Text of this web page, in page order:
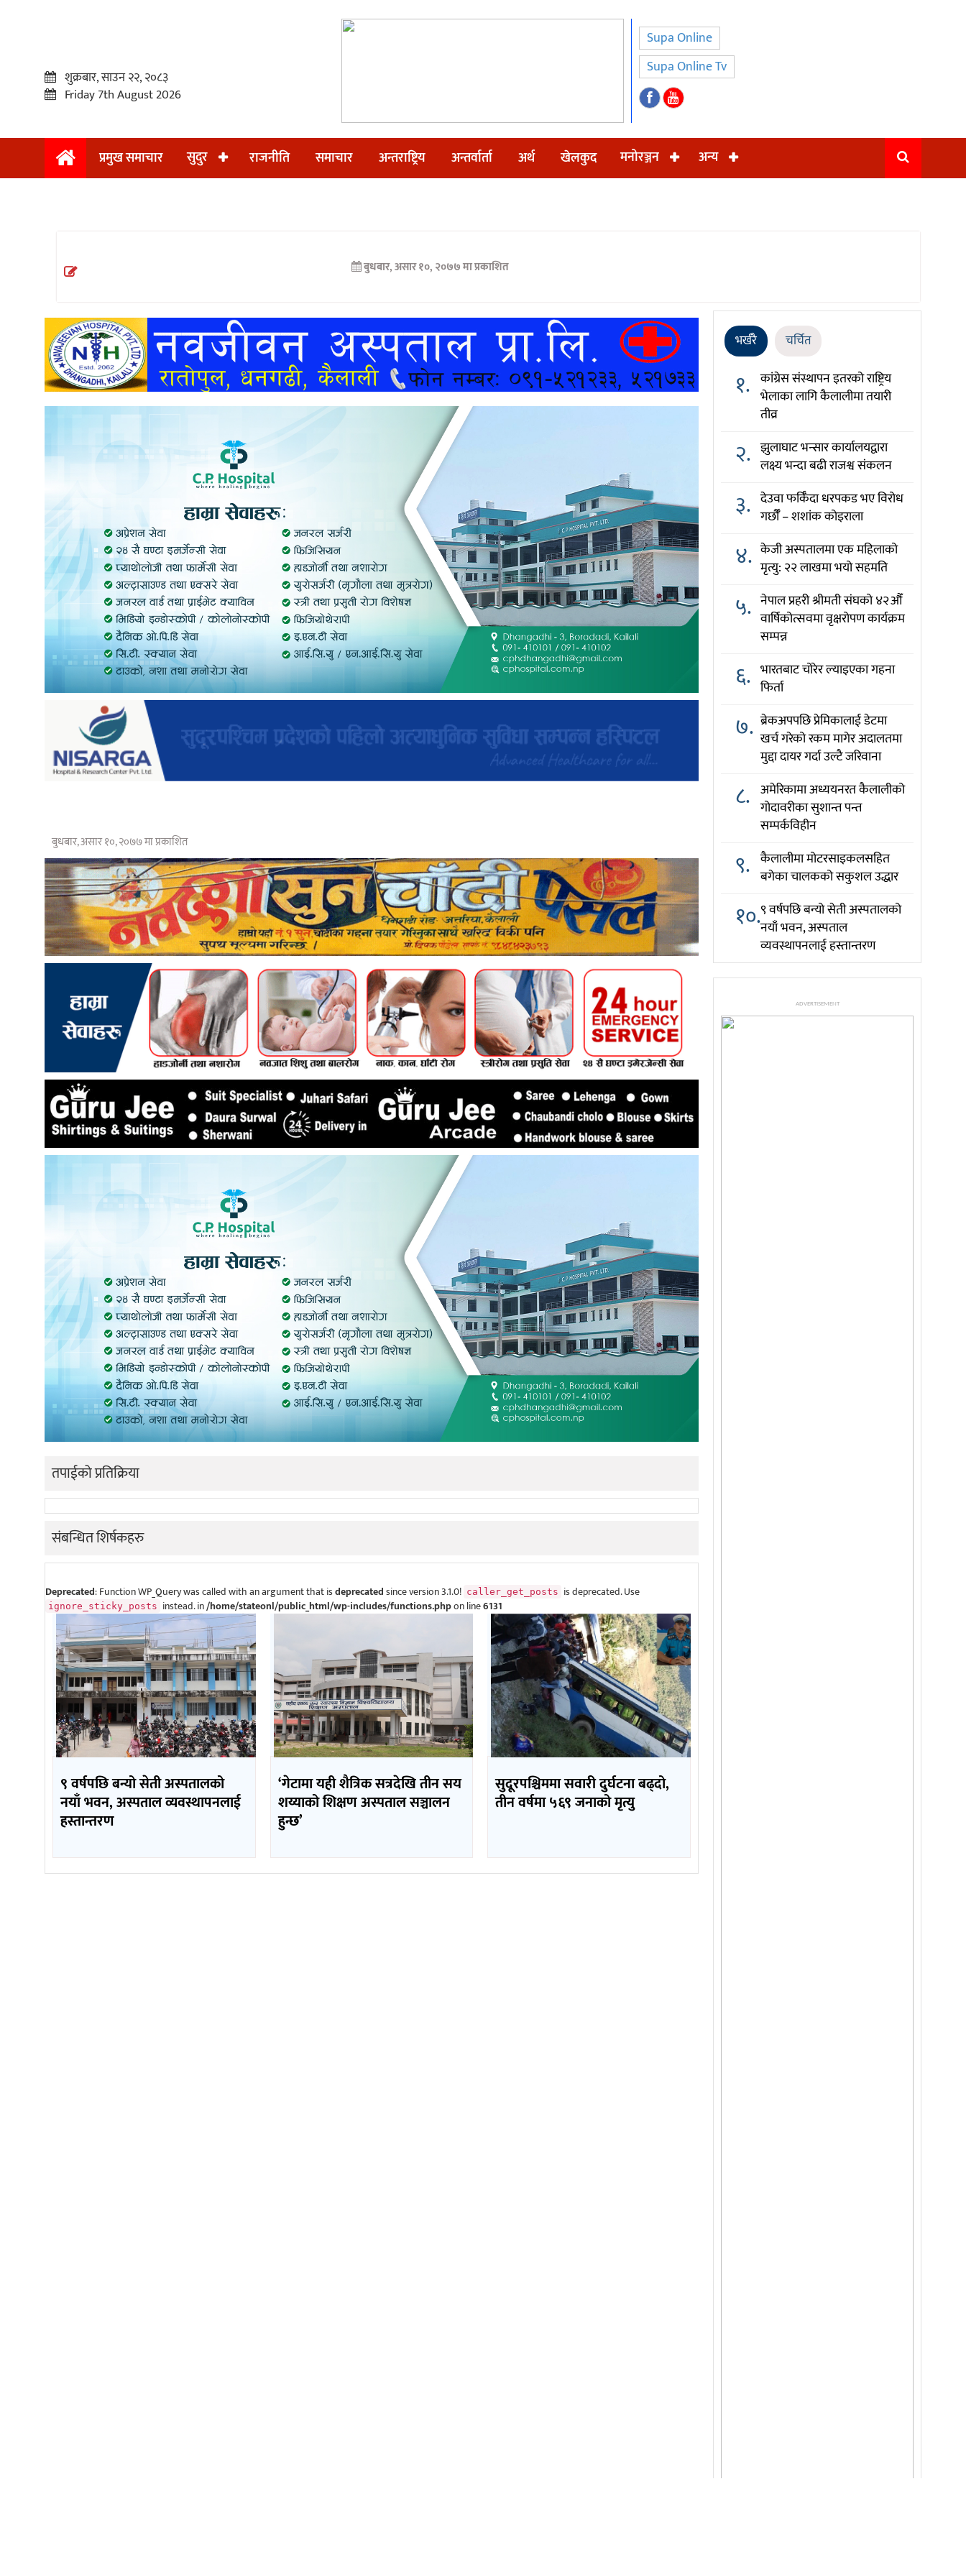
प्रमुख
अन्तराष्ट्रिय
अन्तर्वार्ता
खेलकुद
शुक्रबार, साउन २२, २०८३
Friday 7th August 2026
Supa Online
Supa Online Tv
प्रमुख समाचार सुदुर राजनीति समाचार अन्तराष्ट्रिय अन्तर्वार्ता अर्थ खेलकुद मनोरञ्जन अन्य
बुधबार, असार १०, २०७७ मा प्रकाशित
बुधबार, असार १०, २०७७ मा प्रकाशित
तपाईको प्रतिक्रिया
संबन्धित शिर्षकहरु
Deprecated: Function WP_Query was called with an argument that isdeprecatedsince version 3.1.0! caller_get_posts is deprecated. Use
ignore_sticky_posts instead. in/home/stateonl/public_html/wp-includes/functions.phpon line6131
९ वर्षपछि बन्यो सेती अस्पतालको
नयाँ भवन, अस्पताल व्यवस्थापनलाई
हस्तान्तरण
‘गेटामा यही शैत्रिक सत्रदेखि तीन सय
शय्याको शिक्षण अस्पताल सञ्चालन
हुन्छ’
सुदूरपश्चिममा सवारी दुर्घटना बढ्दो,
तीन वर्षमा ५६९ जनाको मृत्यु
भर्खरै चर्चित
१. कांग्रेस संस्थापन इतरको राष्ट्रिय
भेलाका लागि कैलालीमा तयारी
तीव्र
२. झुलाघाट भन्सार कार्यालयद्वारा
लक्ष्य भन्दा बढी राजश्व संकलन
३. देउवा फर्किँदा धरपकड भए विरोध
गर्छौँं – शशांक कोइराला
४. केजी अस्पतालमा एक महिलाको
मृत्यु: २२ लाखमा भयो सहमति
५. नेपाल प्रहरी श्रीमती संघको ४२औँ
वार्षिकोत्सवमा वृक्षरोपण कार्यक्रम
सम्पन्न
६. भारतबाट चोरेर ल्याइएका गहना
फिर्ता
७. ब्रेकअपपछि प्रेमिकालाई डेटमा
खर्च गरेको रकम मागेर अदालतमा
मुद्दा दायर गर्दा उल्टै जरिवाना
८. अमेरिकामा अध्ययनरत कैलालीको
गोदावरीका सुशान्त पन्त
सम्पर्कविहीन
९. कैलालीमा मोटरसाइकलसहित
बगेका चालकको सकुशल उद्धार
१०.९ वर्षपछि बन्यो सेती अस्पतालको
नयाँ भवन, अस्पताल
व्यवस्थापनलाई हस्तान्तरण
ADVERTISEMENT